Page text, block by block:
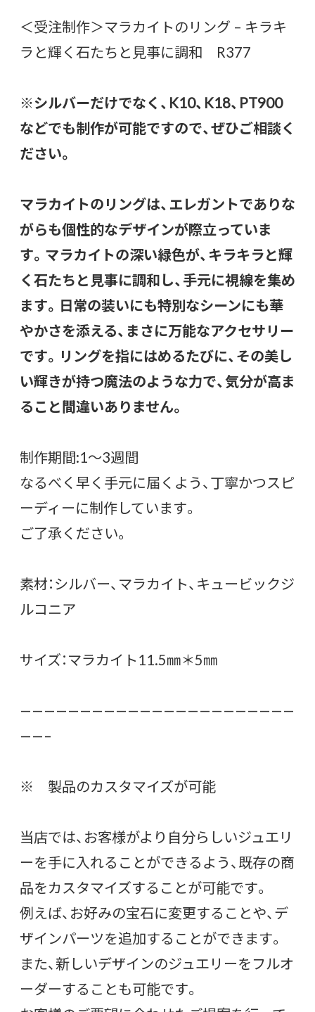
＜受注制作＞マラカイトのリング – キラキ
ラと輝く石たちと見事に調和 R377
※シルバーだけでなく、K10、K18、PT900
などでも制作が可能ですので、ぜひご相談く
ださい。
マラカイトのリングは、エレガントでありな
がらも個性的なデザインが際立っていま
す。マラカイトの深い緑色が、キラキラと輝
く石たちと見事に調和し、手元に視線を集め
ます。日常の装いにも特別なシーンにも華
やかさを添える、まさに万能なアクセサリー
です。リングを指にはめるたびに、その美し
い輝きが持つ魔法のような力で、気分が高ま
ること間違いありません。
制作期間:1〜3週間
なるべく早く手元に届くよう、丁寧かつスピ
ーディーに制作しています。
ご了承ください。
素材：シルバー、マラカイト、キュービックジ
ルコニア
サイズ：マラカイト11.5㎜＊5㎜
———————————————————————
——–
※ 製品のカスタマイズが可能
当店では、お客様がより自分らしいジュエリ
ーを手に入れることができるよう、既存の商
品をカスタマイズすることが可能です。
例えば、お好みの宝石に変更することや、デ
ザインパーツを追加することができます。
また、新しいデザインのジュエリーをフルオ
ーダーすることも可能です。